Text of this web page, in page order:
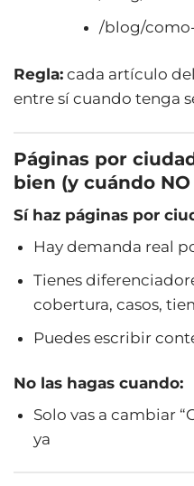
/blog/
Regla: cada artículo
entre sí cuando tenga
Páginas por
bien (y cuándo
Sí haz páginas por
Hay demanda real
Tienes
cobertura, casos,
Puedes escribir
No las hagas cuando:
Solo vas a cambiar
ya